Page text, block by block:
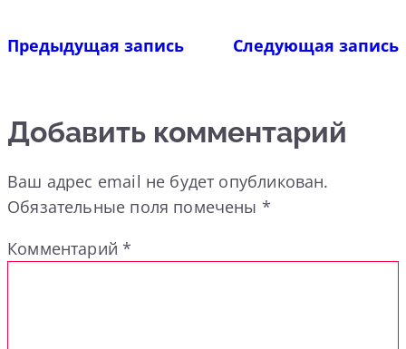
Предыдущая запись Следующая запись
Добавить комментарий
Ваш адрес email не будет опубликован.
Обязательные поля помечены *
Комментарий*